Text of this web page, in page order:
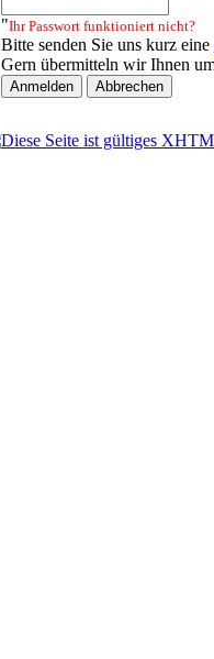
"Ihr Passwort funktioniert nicht?
Bitte senden Sie uns kurz eine
Gern übermitteln wir Ihnen